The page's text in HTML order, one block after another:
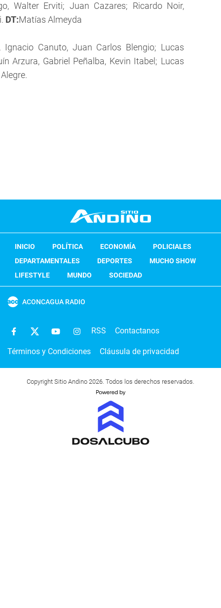
Walter Erviti; Juan Cazares; Ricardo Noir,
DT:Matías Almeyda
Canuto, Juan Carlos Blengio; Lucas
Arzura, Gabriel Peñalba, Kevin Itabel; Lucas
INICIO POLÍTICA ECONOMÍA
POLICIALES
DEPARTAMENTALES
DEPORTES
MUCHO SHOW
LIFESTYLE
MUNDO SOCIEDAD
ACONCAGUA RADIO
RSS Contactanos
Términos y Condiciones Cláusula de privacidad
Copyright Sitio Andino 2026. Todos los derechos reservados.